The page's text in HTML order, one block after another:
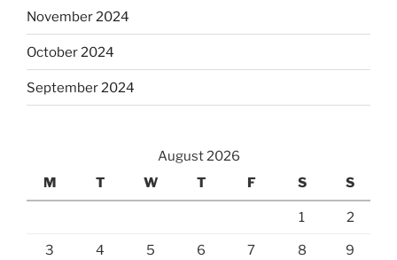
November 2024
October 2024
September 2024
August 2026
M
T W T F S S
1 2
3 4 5 6 7 8 9